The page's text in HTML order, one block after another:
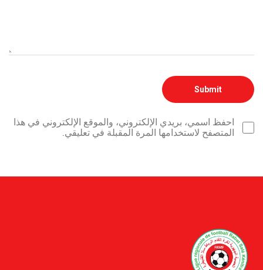
احفظ اسمي، بريدي الإلكتروني، والموقع الإلكتروني في هذا
المتصفح لاستخدامها المرة المقبلة في تعليقي.